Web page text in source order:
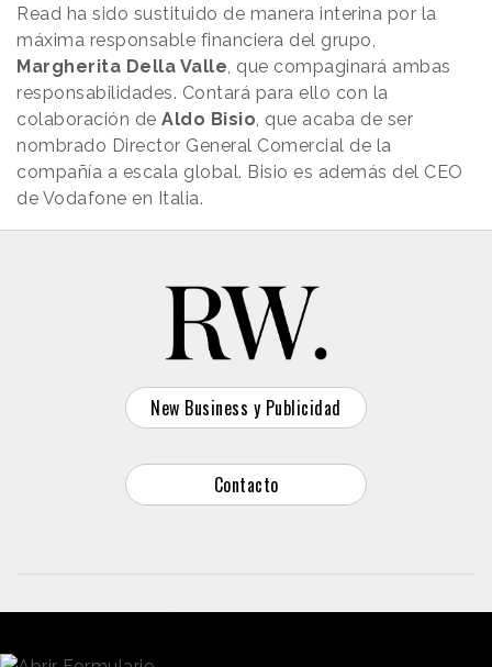
Read ha sido sustituido de manera interina por la
máxima responsable financiera del grupo,
Margherita Della Valle , que compaginará ambas
responsabilidades. Contará para ello con la
colaboración de Aldo Bisio , que acaba de ser
nombrado Director General Comercial de la
compañía a escala global. Bisio es además del CEO
de Vodafone en Italia.
New Business y Publicidad
Contacto
© 2026 Reason Why
Dirección: